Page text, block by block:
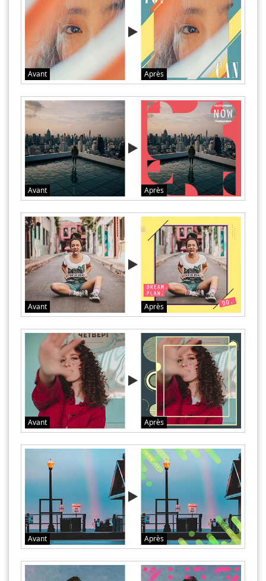
Avant Après
Avant Après
Avant Après
Avant Après
Avant Après